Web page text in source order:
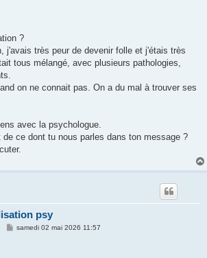
g ?
j'avais très peur de devenir folle et j'étais très
tous mélangé, avec plusieurs pathologies,
on ne connait pas. On a du mal à trouver ses
avec la psychologue.
ce dont tu nous parles dans ton message ?
psy
Msamedi 02 mai 2026 11:57